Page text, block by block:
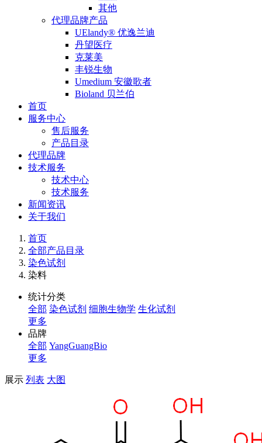
其他
代理品牌产品
UElandy® 优逸兰迪
丹望医疗
克莱美
丰锐生物
Umedium 安徽歌者
Bioland 贝兰伯
首页
服务中心
售后服务
产品目录
代理品牌
技术服务
技术中心
技术服务
新闻资讯
关于我们
首页
全部产品目录
染色试剂
染料
统计分类
全部 染色试剂 细胞生物学 生化试剂
更多
品牌
全部 YangGuangBio
更多
展示 列表 大图